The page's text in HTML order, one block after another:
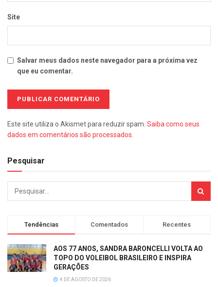
Site
Salvar meus dados neste navegador para a próxima vez
que eu comentar.
Este site utiliza o Akismet para reduzir spam. Saiba como seus
dados em comentários são processados
Pesquisar
Tendências Comentados Recentes
AOS 77 ANOS, SANDRA BARONCELLI VOLTA AO
TOPO DO VOLEIBOL BRASILEIRO E INSPIRA
GERAÇÕES
4 DE AGOSTO DE 2026